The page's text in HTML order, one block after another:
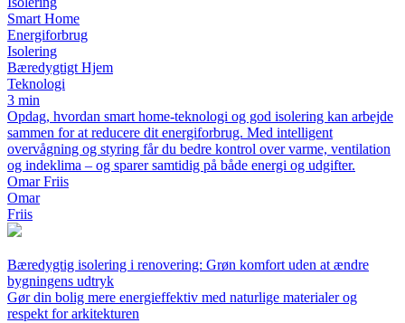
Smart Home
Energiforbrug
Isolering
Bæredygtigt Hjem
Teknologi
3 min
Opdag, hvordan smart home-teknologi og god isolering kan arbejde
sammen for at reducere dit energiforbrug. Med intelligent
overvågning og styring får du bedre kontrol over varme, ventilation
og indeklima – og sparer samtidig på både energi og udgifter.
Omar Friis
Omar
Friis
Bæredygtig isolering i renovering: Grøn komfort uden at ændre
bygningens udtryk
Gør din bolig mere energieffektiv med naturlige materialer og
respekt for arkitekturen